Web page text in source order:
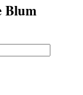
Blum